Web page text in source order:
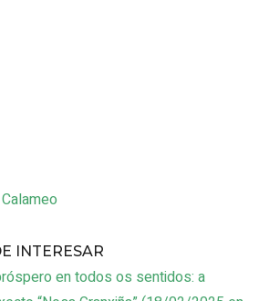
INTERESAR
en todos os sentidos: a